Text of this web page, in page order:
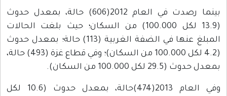
بينما رصدت في العام 2012(606) حالة، بمعدل حدوث
(13.9 لكل 100.000) من السكان؛ حيث بلغت الحالات
المبلغ عنها في الضفة الغربية (113) حالة؛ بمعدل حدوث
(4.2 لكل 100.000 من السكان)؛ وفي قطاع غزة (493) حالة،
بمعدل حدوث (29.5 لكل 100.000 من السكان).
وفي العام 2013(474)حالة، بمعدل حدوث (10.6 لكل